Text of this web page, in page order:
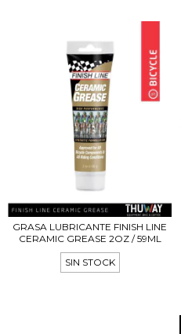
GRASA LUBRICANTE FINISH LINE
CERAMIC GREASE 2OZ / 59ML
SIN STOCK